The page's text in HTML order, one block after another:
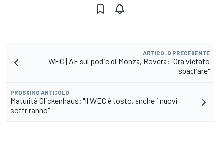
ARTICOLO PRECEDENTE
WEC | AF sul podio di Monza, Rovera: "Ora vietato
sbagliare"
PROSSIMO ARTICOLO
Maturità Glickenhaus: "Il WEC è tosto, anche i nuovi
soffriranno"